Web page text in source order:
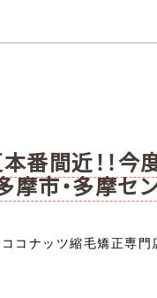
番間近！！今
摩市・多摩セ
コナッツ縮毛矯正専門